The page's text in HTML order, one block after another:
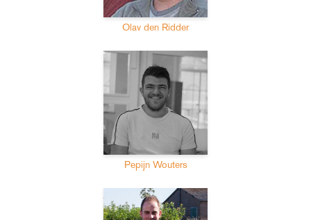
Olav den Ridder
Pepijn Wouters